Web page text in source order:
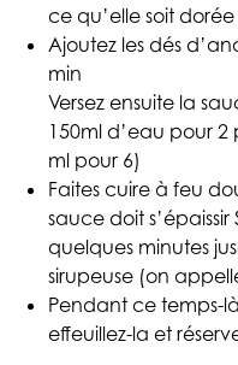
ce qu’elle soit dorée
Ajoutez les dés
min
Versez ensuite la
150ml d’eau pour 2
ml pour 6)
Faites cuire à feu
sauce doit
quelques minutes
sirupeuse (on
Pendant ce temps-
effeuillez-la et